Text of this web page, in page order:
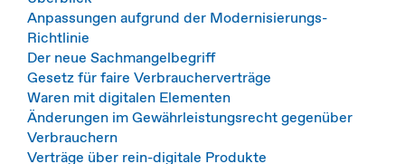
Anpassungen aufgrund der Modernisierungs-
Richtlinie
Der neue Sachmangelbegriff
Gesetz für faire Verbraucherverträge
Waren mit digitalen Elementen
Änderungen im Gewährleistungsrecht gegenüber
Verbrauchern
Verträge über rein-digitale Produkte